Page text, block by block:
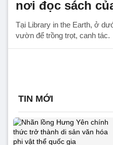
nơi đọc sách
Tại Library in the Earth, ở
vườn để trồng trọt, canh tác.
TIN MỚI